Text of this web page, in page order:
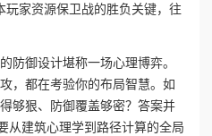
家资源保卫战的胜负关键，往
防御设计堪称一场心理博弈。
，都在考验你的布局智慧。如
够狠、防御覆盖够密？答案并
从建筑心理学到路径计算的全局